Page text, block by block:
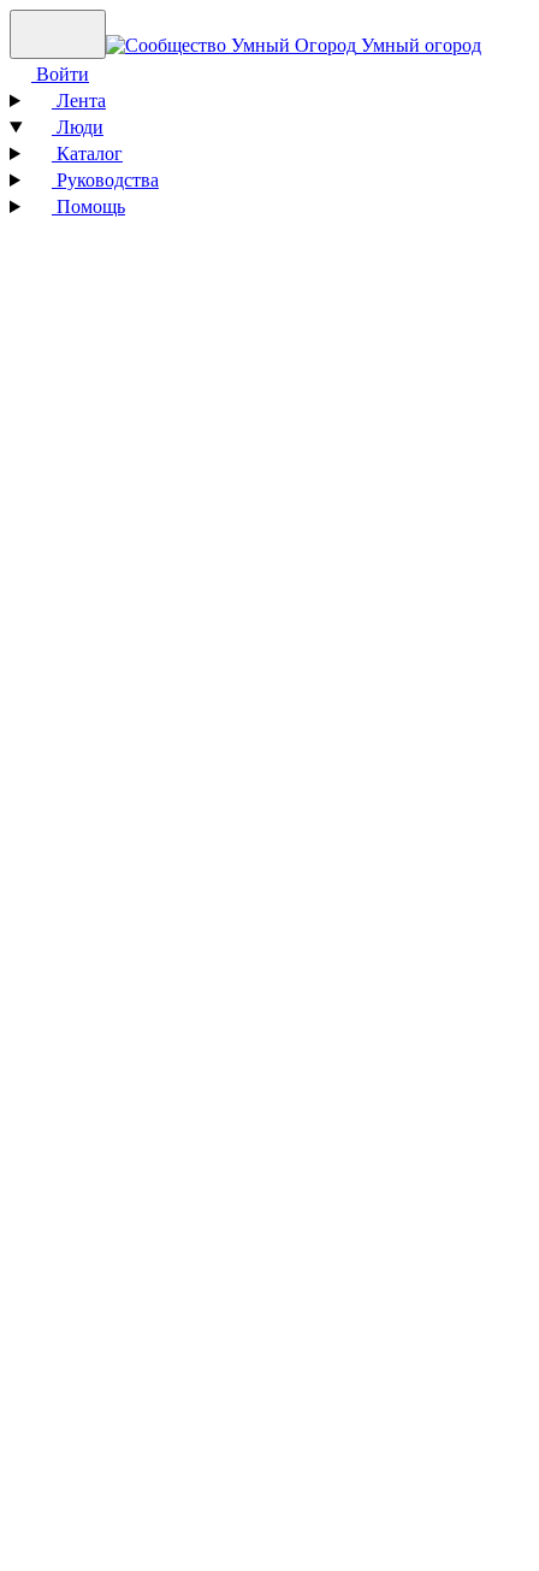
Умный огород
Войти
Лента
Люди
Каталог
Руководства
Помощь